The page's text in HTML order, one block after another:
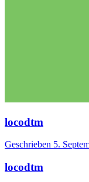
locodtm
Geschrieben 5.
locodtm